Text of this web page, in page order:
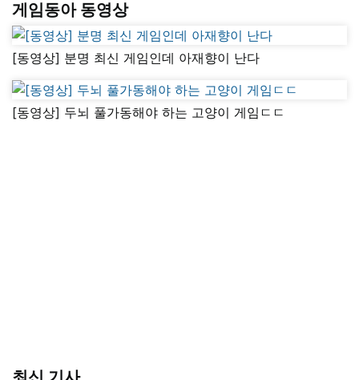
게임동아 동영상
[동영상] 분명 최신 게임인데 아재향이 난다
[동영상] 두뇌 풀가동해야 하는 고양이 게임ㄷㄷ